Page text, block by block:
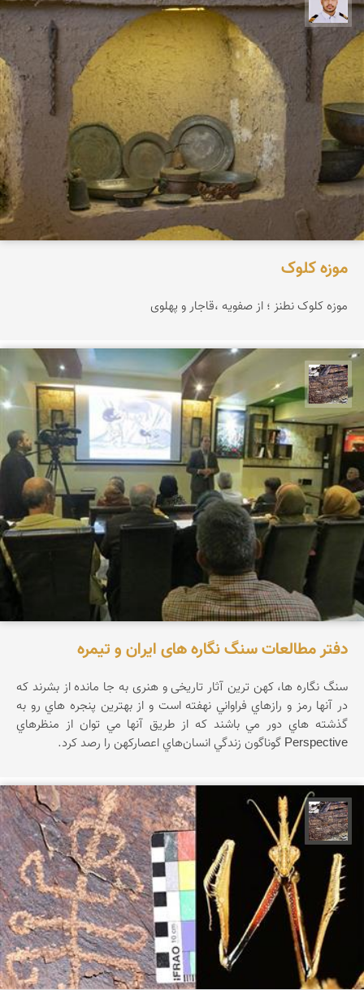
سعید جواهری
موزه کلوک
موزه کلوک نطنز ؛ از صفویه ،قاجار و پهلوی
محمد ناصری فرد
دفتر مطالعات سنگ نگاره های ایران و تیمره
سنگ نگاره ها، كهن ترين آثار تاریخی و هنری به جا مانده از بشرند كه
در آنها رمز و رازهاي فراواني نهفته است و از بهترين پنجره هاي رو به
گذشته هاي دور مي باشند كه از طريق آنها مي توان از منظرهاي
Perspective گوناگون زندگي انسان‌هاي اعصاركهن را رصد كرد.
محمد ناصری فرد